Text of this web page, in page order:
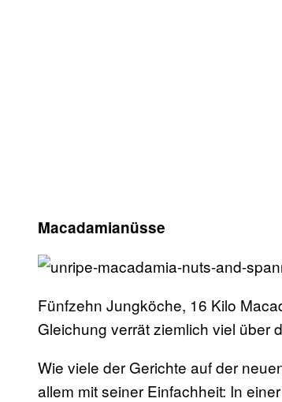
Macadamianüsse
Fünfzehn Jungköche, 16 Kilo
Gleichung verrät ziemlich viel über
Wie viele der Gerichte auf der
allem mit seiner Einfachheit: In